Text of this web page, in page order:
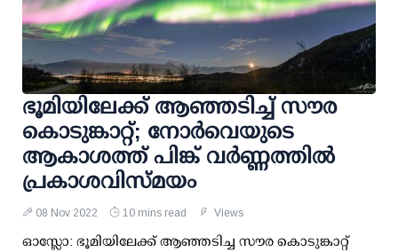
ഭൂമിയിലേക്ക് ആഞ്ഞടിച്ച് സൗര
കൊടുങ്കാറ്റ്; നോർവെയുടെ
ആകാശത്ത് പിങ്ക് വര്‍ണ്ണത്തിൽ
പ്രകാശവിസ്മയം
08 Nov 2022 10 mins read Views
ഓസ്ലോ: ഭൂമിയിലേക്ക് ആഞ്ഞടിച്ച സൗര കൊടുങ്കാറ്റ്